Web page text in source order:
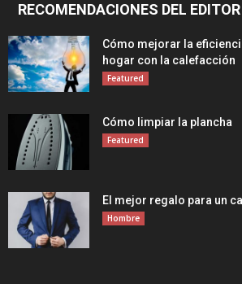
RECOMENDACIONES DEL EDITOR
Cómo mejorar la
hogar con la calefacción
Featured
Cómo limpiar la plancha
Featured
El mejor regalo para un
Hombre